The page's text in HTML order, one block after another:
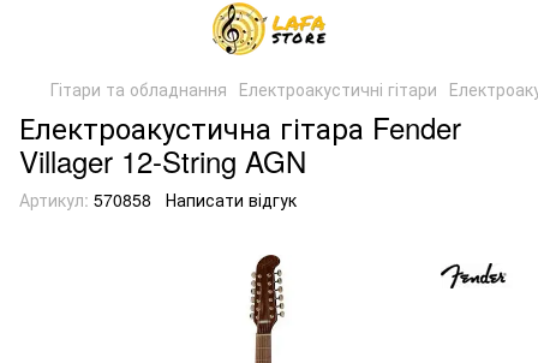
Гітари та обладнання Електроакустичні гітари
Електроакустична гітара Fender
Villager 12-String AGN
Артикул: 570858 Написати відгук